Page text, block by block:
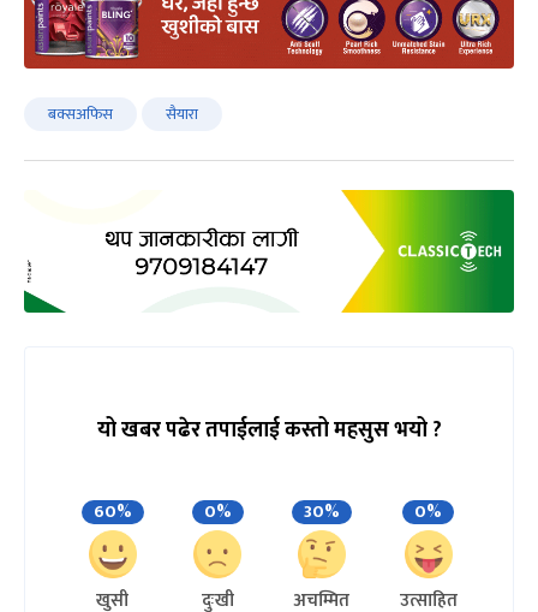
बक्सअफिस सैयारा
यो खबर पढेर तपाईलाई कस्तो महसुस भयो ?
60%
खुसी
0%
दुःखी
30%
अचम्मित
0%
उत्साहित